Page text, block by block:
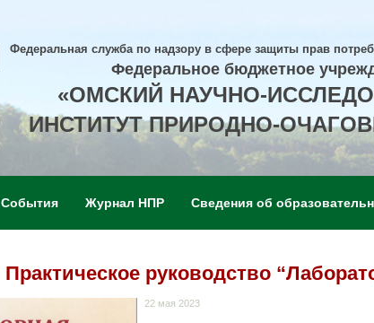
Федеральная служба по надзору в сфере защиты прав
Федеральное бюджетное
«ОМСКИЙ НАУЧНО-
ИНСТИТУТ ПРИРОДНО-
События Журнал НПР Сведения об
Практическое руководство
22 мая 2023